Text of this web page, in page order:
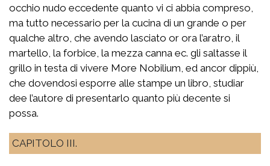
occhio nudo eccedente quanto vi ci abbia compreso,
ma tutto necessario per la cucina di un grande o per
qualche altro, che avendo lasciato or ora l’aratro, il
martello, la forbice, la mezza canna ec. gli saltasse il
grillo in testa di vivere More Nobilium, ed ancor dippiù,
che dovendosi esporre alle stampe un libro, studiar
dee l’autore di presentarlo quanto più decente si
possa.
CAPITOLO III.